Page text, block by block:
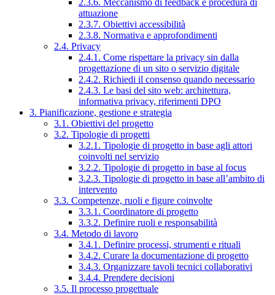
2.3.6. Meccanismo di feedback e procedura di
attuazione
2.3.7. Obiettivi accessibilità
2.3.8. Normativa e approfondimenti
2.4. Privacy
2.4.1. Come rispettare la privacy sin dalla
progettazione di un sito o servizio digitale
2.4.2. Richiedi il consenso quando necessario
2.4.3. Le basi del sito web: architettura,
informativa privacy, riferimenti DPO
3. Pianificazione, gestione e strategia
3.1. Obiettivi del progetto
3.2. Tipologie di progetti
3.2.1. Tipologie di progetto in base agli attori
coinvolti nel servizio
3.2.2. Tipologie di progetto in base al focus
3.2.3. Tipologie di progetto in base all’ambito di
intervento
3.3. Competenze, ruoli e figure coinvolte
3.3.1. Coordinatore di progetto
3.3.2. Definire ruoli e responsabilità
3.4. Metodo di lavoro
3.4.1. Definire processi, strumenti e rituali
3.4.2. Curare la documentazione di progetto
3.4.3. Organizzare tavoli tecnici collaborativi
3.4.4. Prendere decisioni
3.5. Il processo progettuale